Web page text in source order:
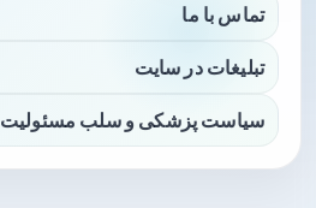
تماس با ما
تبلیغات در سایت
سیاست پزشکی و سلب مسئولیت